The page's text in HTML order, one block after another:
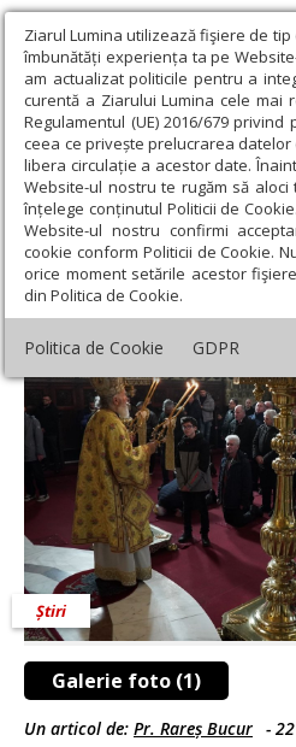
Ziarul Lumina utilizează fişiere de
îmbunătăți experiența ta pe
am actualizat politicile pentru a
curentă a Ziarului Lumina cele mai
Regulamentul (UE) 2016/679
ceea ce privește prelucrarea
libera circulație a acestor date.
Website-ul nostru te rugăm să
înțelege conținutul Politicii de
Website-ul nostru confirmi
cookie conform Politicii de Cookie.
orice moment setările acestor
din Politica de Cookie.
Politica de Cookie GDPR
Ziarul Lumina › Actualitate religioasă
după Rusalii la Galați
Duminica a 32‑a după
Galerie foto (1)
Știri
Un articol de: Pr. Rareș Bucur -